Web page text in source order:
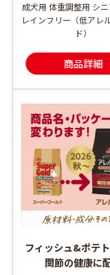
成犬用 体重調整用 シ
レインフリー（低アレ
ド）
商品詳細
フィッシュ&ポテ
関節の健康に